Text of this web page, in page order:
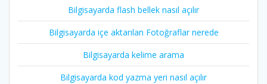
Bilgisayarda flash bellek nasıl açılır
Bilgisayarda içe aktarılan Fotoğraflar nerede
Bilgisayarda kelime arama
Bilgisayarda kod yazma yeri nasıl açılır